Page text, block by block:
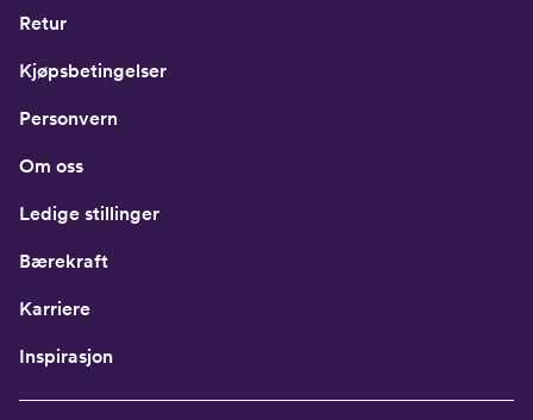
Retur
Kjøpsbetingelser
Personvern
Om oss
Ledige stillinger
Bærekraft
Karriere
Inspirasjon